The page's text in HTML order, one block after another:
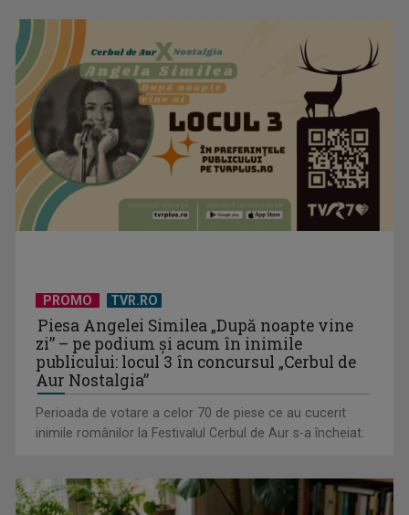
”Un doctor pentru dumneavoastră” vine cu informații
esențiale pentru o stare ...
aventură, la TVR 2
PROMO TVR.RO
Piesa Angelei Similea „După noapte vine
zi” – pe podium şi acum în inimile
publicului: locul 3 în concursul „Cerbul de
Aur Nostalgia”
Perioada de votare a celor 70 de piese ce au cucerit
inimile românilor la Festivalul Cerbul de Aur s-a încheiat.